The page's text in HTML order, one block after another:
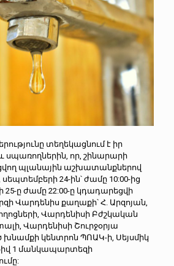
տեղեկացնում է իր
սպառողներին, որ, շինարարի
պլանային աշխատանքներով
24-ին՝ ժամը 10:00-ից
25-ը ժամը 22:00-ը կդադարեցվի
Վարդենիս քաղաքի՝ Հ. Արզոյան,
Վարդենիսի Բժշկական
Վարդենիսի Շուրջօրյա
կենտրոն ՊՈԱԿ-ի, Սեյսմիկ
1 մանկապարտեզի